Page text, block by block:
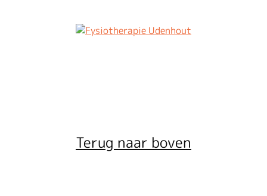
Terug naar boven